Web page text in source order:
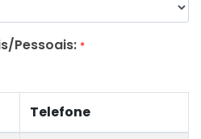
Pessoais: *
Telefone